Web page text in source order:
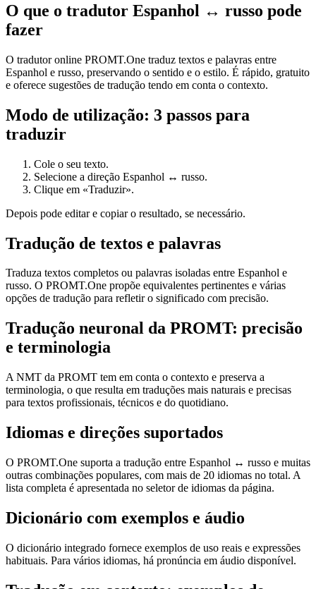
O que o tradutor Espanhol ↔ russo pode
fazer
O tradutor online PROMT.One traduz textos e palavras entre
Espanhol e russo, preservando o sentido e o estilo. É rápido, gratuito
e oferece sugestões de tradução tendo em conta o contexto.
Modo de utilização: 3 passos para
traduzir
Cole o seu texto.
Selecione a direção Espanhol ↔ russo.
Clique em «Traduzir».
Depois pode editar e copiar o resultado, se necessário.
Tradução de textos e palavras
Traduza textos completos ou palavras isoladas entre Espanhol e
russo. O PROMT.One propõe equivalentes pertinentes e várias
opções de tradução para refletir o significado com precisão.
Tradução neuronal da PROMT: precisão
e terminologia
A NMT da PROMT tem em conta o contexto e preserva a
terminologia, o que resulta em traduções mais naturais e precisas
para textos profissionais, técnicos e do quotidiano.
Idiomas e direções suportados
O PROMT.One suporta a tradução entre Espanhol ↔ russo e muitas
outras combinações populares, com mais de 20 idiomas no total. A
lista completa é apresentada no seletor de idiomas da página.
Dicionário com exemplos e áudio
O dicionário integrado fornece exemplos de uso reais e expressões
habituais. Para vários idiomas, há pronúncia em áudio disponível.